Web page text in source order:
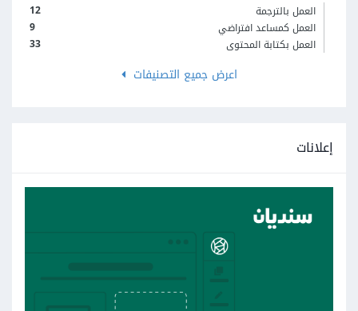
12
العمل بالترجمة
9
العمل كمساعد افتراضي
33
العمل بكتابة المحتوى
اعرض جميع التصنيفات
إعلانات